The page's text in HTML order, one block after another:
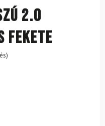
2.0
fekete